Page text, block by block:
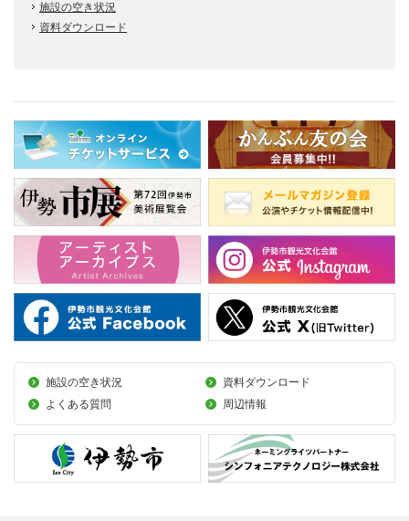
施設の空き状況
資料ダウンロード
施設の空き状況
資料ダウンロード
よくある質問
周辺情報